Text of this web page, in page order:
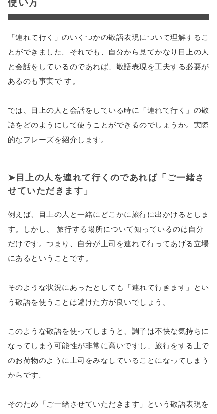
「連れて行く」のいくつかの敬語表現について理解するこ
とができました。それでも、自分から見てかなり目上の人
と会話をしているのであれば、敬語表現を工夫する必要が
あるのも事実で す。
では、目上の人と会話をしている時に「連れて行く」の敬
語をどのようにして使うことができるのでしょうか。実際
的なフレーズを紹介します。
目上の人を連れて行くのであれば「ご一緒さ
せていただきます」
例えば、目上の人と一緒にどこかに旅行に出かけるとしま
す。しかし、 旅行する場所について知っているのは自分
だけです。つまり、自分が上司を連れて行ってあげる立場
にあるということです。
そのような状況にあったとしても「連れて行きます」とい
う敬語を使うことは避けた方が良いでしょう。
このような敬語を使ってしまうと、調子は不快な気持ちに
なってしまう可能性が非常に高いですし、旅行をする上で
のお荷物のように上司をみなしていることになってしまう
からです。
そのため「ご一緒させていただきます」という敬語表現を